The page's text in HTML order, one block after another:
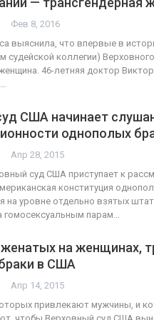
Фев 8, 2016
выяснила, что впервые в
судейской коллегии)
46-летняя доктор
США начинает
однополых
Апр 28, 2015
суд США приступает к
конституция
на уровне отдельно взятых
гомосексуальным парам…
женатых на женщинах,
в США
Апр 14, 2015
привлекают мужчины, и